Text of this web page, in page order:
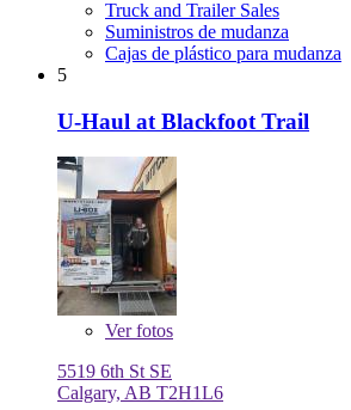
Truck and Trailer Sales
Suministros de mudanza
Cajas de plástico para mudanza
5
U-Haul at Blackfoot Trail
Verfotos
5519 6th St SE
Calgary, AB T2H1L6